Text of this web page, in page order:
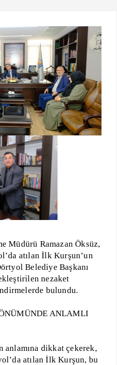
Müdürü Ramazan Öksüz,
atılan İlk Kurşun’un
Belediye Başkanı
nezaket
bulundu.
ANLAMLI
anlamına dikkat çekerek,
atılan İlk Kurşun, bu